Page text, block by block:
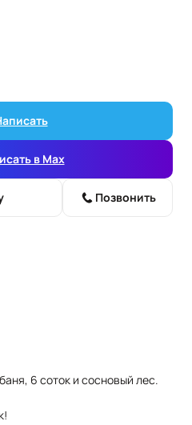
в Max
Позвонить
6 соток и сосновый лес.